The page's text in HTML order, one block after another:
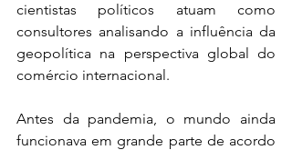
cientistas políticos atuam como
consultores analisando a influência da
geopolítica na perspectiva global do
comércio internacional.
Antes da pandemia, o mundo ainda
funcionava em grande parte de acordo